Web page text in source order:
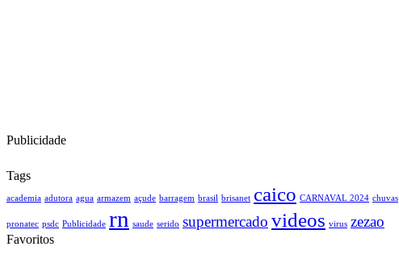
Publicidade
Tags
academia adutora agua armazem açude barragem brasil brisanet caico CARNAVAL 2024 chuvas
pronatec psdc Publicidade rn saude serido supermercado videos virus zezao
Favoritos